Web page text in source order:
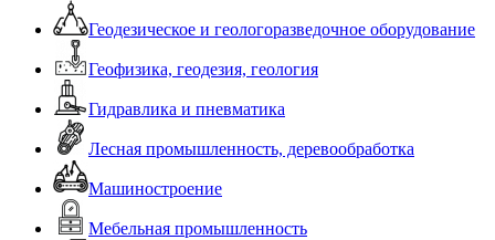
Геодезическое и геологоразведочное оборудование
Геофизика, геодезия, геология
Гидравлика и пневматика
Лесная промышленность, деревообработка
Машиностроение
Мебельная промышленность